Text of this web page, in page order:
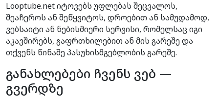
Looptube.net იტოვებს უფლებას შეცვალოს,
შეაჩეროს ან შეწყვიტოს, დროებით ან სამუდამოდ,
ვებსაიტი ან ნებისმიერი სერვისი, რომელსაც იგი
აკავშირებს, გაფრთხილებით ან მის გარეშე და
თქვენს წინაშე პასუხისმგებლობის გარეშე.
განახლებები ჩვენს ვებ —
გვერდზე